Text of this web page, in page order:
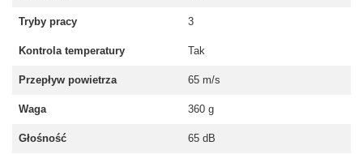
Tryby pracy 3
Kontrola temperatury Tak
Przepływ powietrza 65 m/s
Waga 360 g
Głośność 65 dB